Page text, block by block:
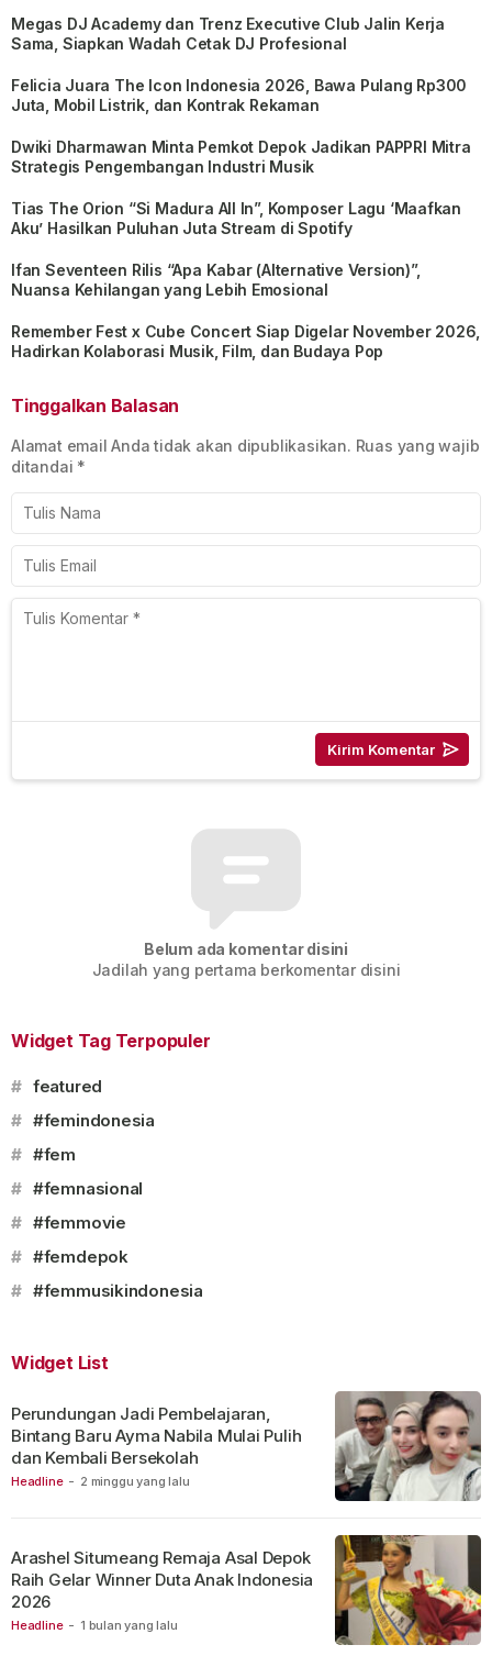
Megas DJ Academy dan Trenz Executive Club Jalin Kerja
Sama, Siapkan Wadah Cetak DJ Profesional
Felicia Juara The Icon Indonesia 2026, Bawa Pulang Rp300
Juta, Mobil Listrik, dan Kontrak Rekaman
Dwiki Dharmawan Minta Pemkot Depok Jadikan PAPPRI Mitra
Strategis Pengembangan Industri Musik
Tias The Orion “Si Madura All In”, Komposer Lagu ‘Maafkan
Aku’ Hasilkan Puluhan Juta Stream di Spotify
Ifan Seventeen Rilis “Apa Kabar (Alternative Version)”,
Nuansa Kehilangan yang Lebih Emosional
Remember Fest x Cube Concert Siap Digelar November 2026,
Hadirkan Kolaborasi Musik, Film, dan Budaya Pop
Tinggalkan Balasan
Alamat email Anda tidak akan dipublikasikan. Ruas yang wajib
ditandai *
Belum ada komentar disini
Jadilah yang pertama berkomentar disini
Widget Tag Terpopuler
# featured
# #femindonesia
# #fem
# #femnasional
# #femmovie
# #femdepok
# #femmusikindonesia
Widget List
Headline - 2 minggu yang lalu
Perundungan Jadi Pembelajaran,
Bintang Baru Ayma Nabila Mulai Pulih
dan Kembali Bersekolah
Headline - 1 bulan yang lalu
Arashel Situmeang Remaja Asal Depok
Raih Gelar Winner Duta Anak Indonesia
2026